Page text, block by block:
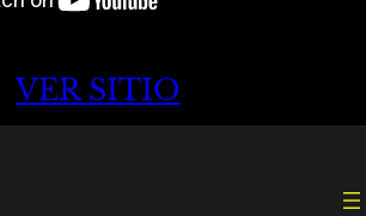
VER SITIO